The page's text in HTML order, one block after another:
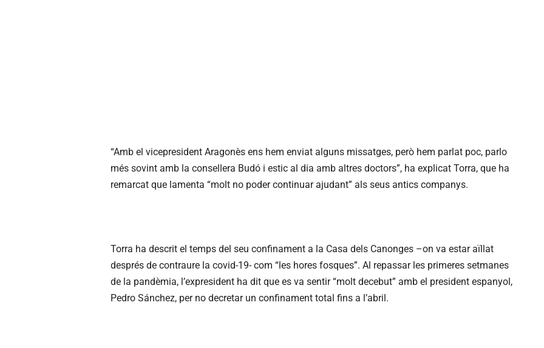
“Amb el vicepresident Aragonès ens hem enviat alguns missatges, però hem parlat poc, parlo
més sovint amb la consellera Budó i estic al dia amb altres doctors”, ha explicat Torra, que ha
remarcat que lamenta “molt no poder continuar ajudant” als seus antics companys.
Torra ha descrit el temps del seu confinament a la Casa dels Canonges –on va estar aïllat
després de contraure la covid-19- com “les hores fosques”. Al repassar les primeres setmanes
de la pandèmia, l’expresident ha dit que es va sentir “molt decebut” amb el president espanyol,
Pedro Sánchez, per no decretar un confinament total fins a l’abril.